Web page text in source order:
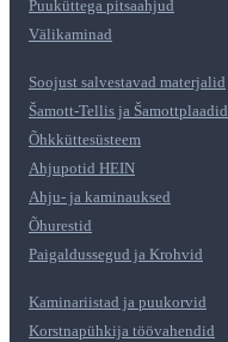
Puuküttega pitsaahjud
Välikaminad
Soojust salvestavad materjalid
Šamott-Tellis ja Šamottplaadid
Õhkküttesüsteem
Ahjupotid HEIN
Ahju- ja kaminauksed
Õhurestid
Paigaldussegud ja Krohvid
Kaminariistad ja puukorvid
Korstnapühkija töövahendid